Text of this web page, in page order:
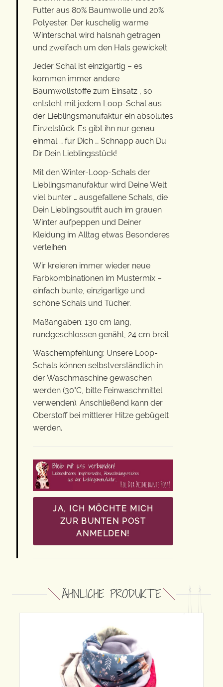
Futter aus 80% Baumwolle und 20%
Polyester. Der kuschelig warme
Winterschal wird halsnah getragen
und zweifach um den Hals gewickelt.
Jeder Schal ist einzigartig – es
kommen immer andere
Baumwollstoffe zum Einsatz , so
entsteht mit jedem Loop-Schal aus
der Lieblingsmanufaktur ein absolutes
Einzelstück. Es gibt ihn nur genau
einmal … für Dich … Schnapp auch Du
Dir Dein Lieblingsstück!
Mit den Winter-Loop-Schals der
Lieblingsmanufaktur wird Deine Welt
viel bunter … ausgefallene Schals, die
Dein Lieblingsoutfit auch im grauen
Winter aufpeppen und Deiner
Kleidung im Alltag etwas Besonderes
verleihen.
Wir kreieren immer wieder neue
Farbkombinationen im Mustermix –
einfach bunte, einzigartige und
schöne Schals und Tücher.
Maßangaben: 130 cm lang,
rundgeschlossen genäht, 24 cm breit
Waschempfehlung: Unsere Loop-
Schals können selbstverständlich in
der Waschmaschine gewaschen
werden (30°C, bitte Feinwaschmittel
verwenden). Anschließend kann der
Oberstoff bei mittlerer Hitze gebügelt
werden.
JA, ICH MÖCHTE MICH
ZUR BUNTEN POST
ANMELDEN!
ÄHNLICHE PRODUKTE